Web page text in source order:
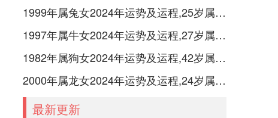
1999年属兔女2024年运势及运程,25岁属兔人2024全年每月运势女性如何
1997年属牛女2024年运势及运程,27岁属牛人2024全年每月运势女性如何
1982年属狗女2024年运势及运程,42岁属狗人2024全年每月运势女性如何
2000年属龙女2024年运势及运程,24岁属龙人2024全年每月运势女性如何
最新更新